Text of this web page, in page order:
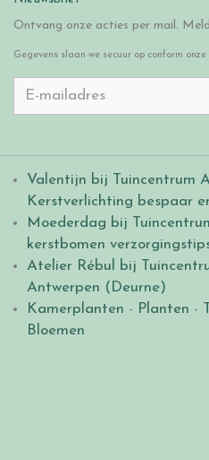
Ontvang onze acties per mail.
Gegevens slaan we secuur op conform onze
Valentijn bij Tuincentrum
Kerstverlichting bespaar
Moederdag bij
kerstbomen
Atelier Rébul bij
Antwerpen (Deurne)
Kamerplanten - Planten -
Bloemen